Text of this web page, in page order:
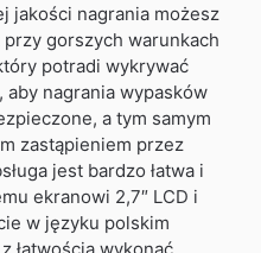
jakości nagrania możesz
gorszych warunkach
potradi wykrywać
nagrania wypasków
a tym samym
zastąpieniem przez
jest bardzo łatwa i
ekranowi 2,7″ LCD i
w języku polskim